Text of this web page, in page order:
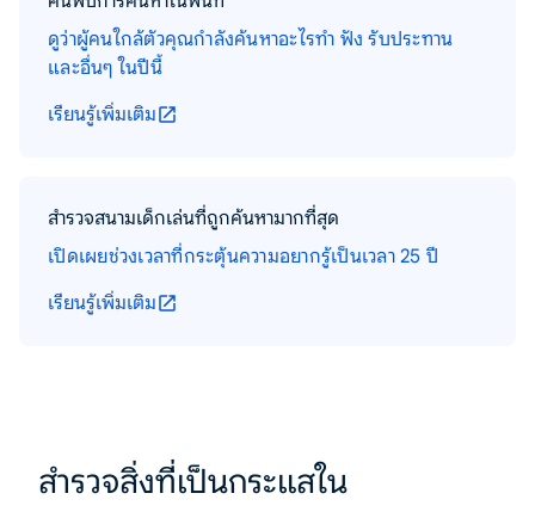
ดูว่าผู้คนใกล้ตัวคุณกำลังค้นหาอะไรทำ ฟัง รับประทาน
และอื่นๆ ในปีนี้
เรียนรู้เพิ่มเติม
สำรวจสนามเด็กเล่นที่ถูกค้นหามากที่สุด
เปิดเผยช่วงเวลาที่กระตุ้นความอยากรู้เป็นเวลา 25 ปี
เรียนรู้เพิ่มเติม
สำรวจสิ่งที่เป็นกระแสใน